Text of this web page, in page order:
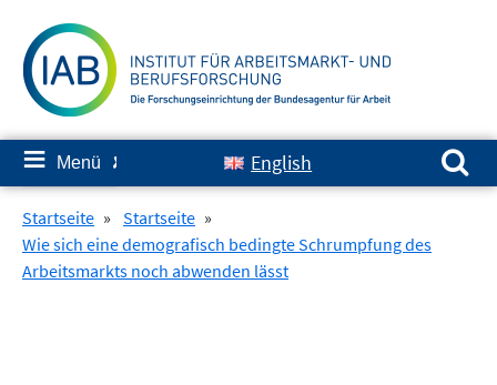
zum
Inhalt
≡ Menü ✘ English
Suchen nach:
Startseite » Startseite »
Wie sich eine demografisch bedingte Schrumpfung des
Arbeitsmarkts noch abwenden lässt